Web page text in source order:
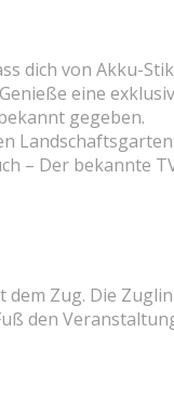
dich von Akku-
Genieße eine
gegeben.
– Der bekannte
Zug. Die
den